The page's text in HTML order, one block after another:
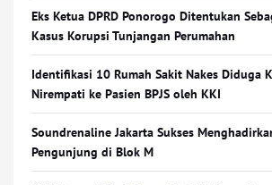
Eks Ketua DPRD Ponorogo Ditentukan
Kasus Korupsi Tunjangan Perumahan
Identifikasi 10 Rumah Sakit Nakes Diduga
Nirempati ke Pasien BPJS oleh KKI
Soundrenaline Jakarta Sukses
Pengunjung di Blok M